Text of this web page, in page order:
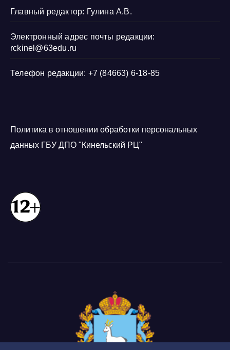
Главный редактор: Гулина А.В.
Электронный адрес почты редакции:
rckinel@63edu.ru
Телефон редакции: +7 (84663) 6-18-85
Политика в отношении обработки персональных
данных ГБУ ДПО "Кинельский РЦ"